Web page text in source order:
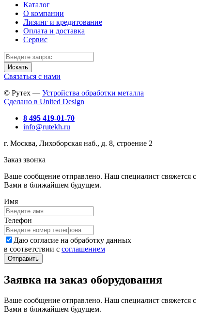
Каталог
О компании
Лизинг и кредитование
Оплата и доставка
Сервис
Искать
Связаться с нами
© Рутех — Устройства обработки металла
Сделано в United Design
8 495 419-01-70
info@rutekh.ru
г. Москва, Лихоборская наб., д. 8, строение 2
Заказ звонка
Ваше сообщение отправлено. Наш специалист свяжется с
Вами в ближайшем будущем.
Имя
Телефон
Даю согласие на обработку данных
в соответствии с соглашением
Заявка на заказ оборудования
Ваше сообщение отправлено. Наш специалист свяжется с
Вами в ближайшем будущем.